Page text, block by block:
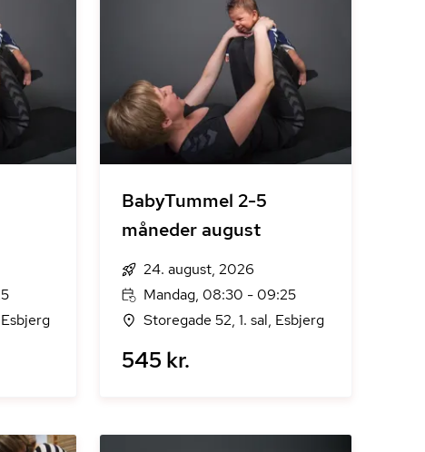
BabyTummel 2-5
måneder august
24. august, 2026
Mandag, 08:30 - 09:25
Storegade 52, 1. sal, Esbjerg
545 kr.